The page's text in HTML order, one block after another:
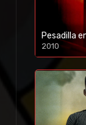
2010
1080p/720p